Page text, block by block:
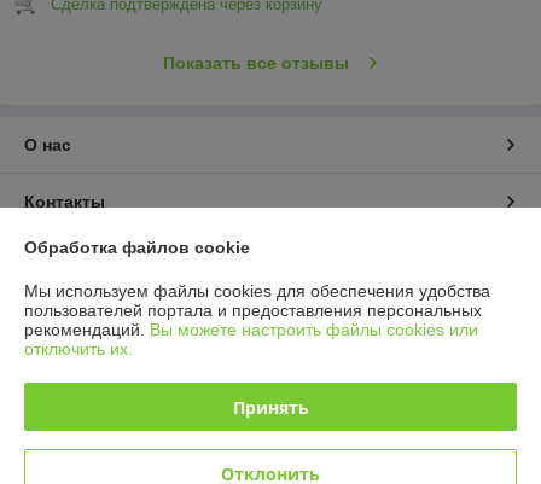
Сделка подтверждена через корзину
Показать все отзывы
О нас
Контакты
Доставка и оплата
График работы
Политика обработки cookies
Обработка файлов cookie
Мы используем файлы cookies для обеспечения удобства
пользователей портала и предоставления персональных
рекомендаций. Вы можете настроить файлы cookies или
отключить их.
Принять
Отклонить